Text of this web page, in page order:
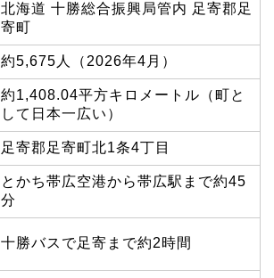
北海道 十勝総合振興局管内 足寄郡足
寄町
約5,675人（2026年4月）
約1,408.04平方キロメートル（町と
して日本一広い）
足寄郡足寄町北1条4丁目
とかち帯広空港から帯広駅まで約45
分
十勝バスで足寄まで約2時間